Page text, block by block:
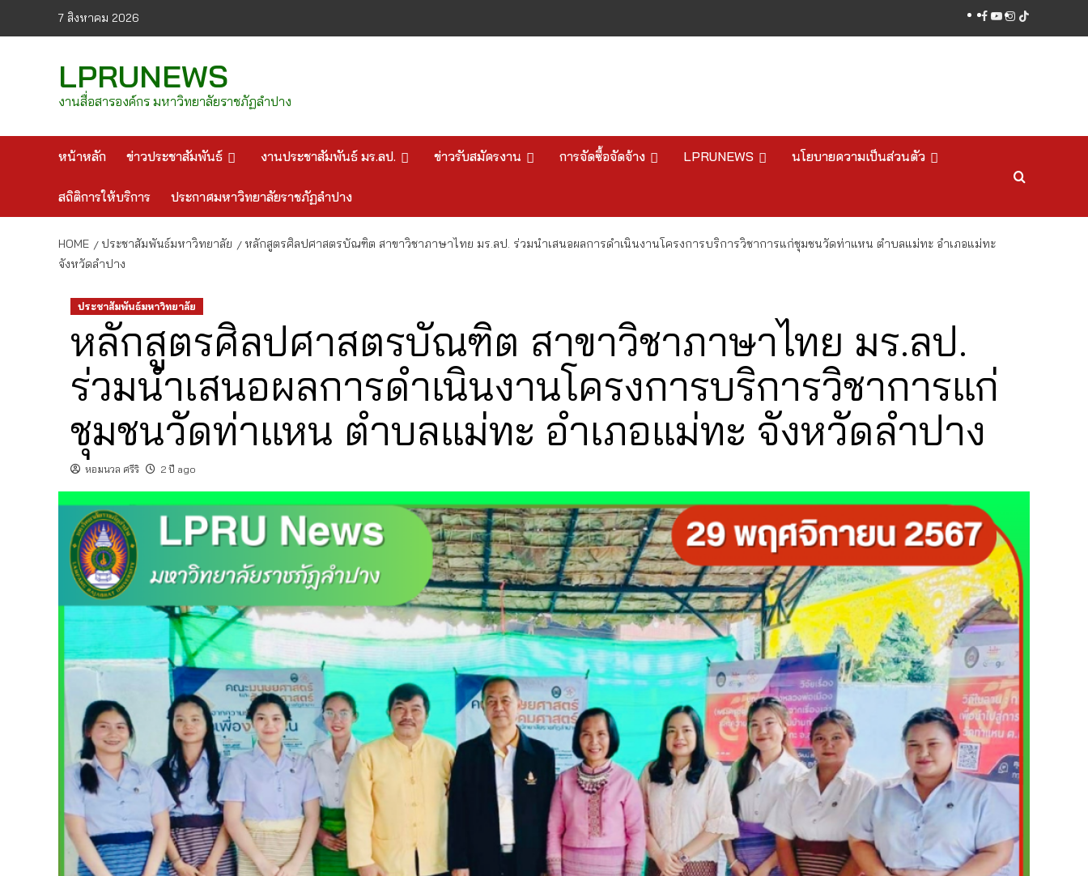
7 สิงหาคม 2026 facebook
youtube
instagram
tiktok
LPRUNEWS
งานสื่อสารองค์กร มหาวิทยาลัยราชภัฏลำปาง
หน้าหลัก ข่าวประชาสัมพันธ์ งานประชาสัมพันธ์ มร.ลป. ข่าวรับสมัครงาน การจัดซื้อจัดจ้าง LPRUNEWS นโยบายความเป็นส่วนตัว
สถิติการให้บริการ ประกาศมหาวิทยาลัยราชภัฏลำปาง
HOME ประชาสัมพันธ์มหาวิทยาลัย
หลักสูตรศิลปศาสตรบัณฑิต สาขาวิชาภาษาไทย มร.ลป. ร่วมนำเสนอผลการดำเนินงานโครงการบริการวิชาการแก่ชุมชนวัดท่าแหน ตำบลแม่ทะ อำเภอแม่ทะ
จังหวัดลำปาง
ประชาสัมพันธ์มหาวิทยาลัย
หลักสูตรศิลปศาสตรบัณฑิต สาขาวิชาภาษาไทย มร.ลป.
ร่วมนำเสนอผลการดำเนินงานโครงการบริการวิชาการแก่
ชุมชนวัดท่าแหน ตำบลแม่ทะ อำเภอแม่ทะ จังหวัดลำปาง
หอมนวล ศรีริ 2 ปี ago